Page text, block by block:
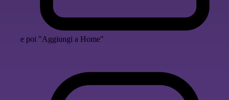
e poi "Aggiungi a Home"